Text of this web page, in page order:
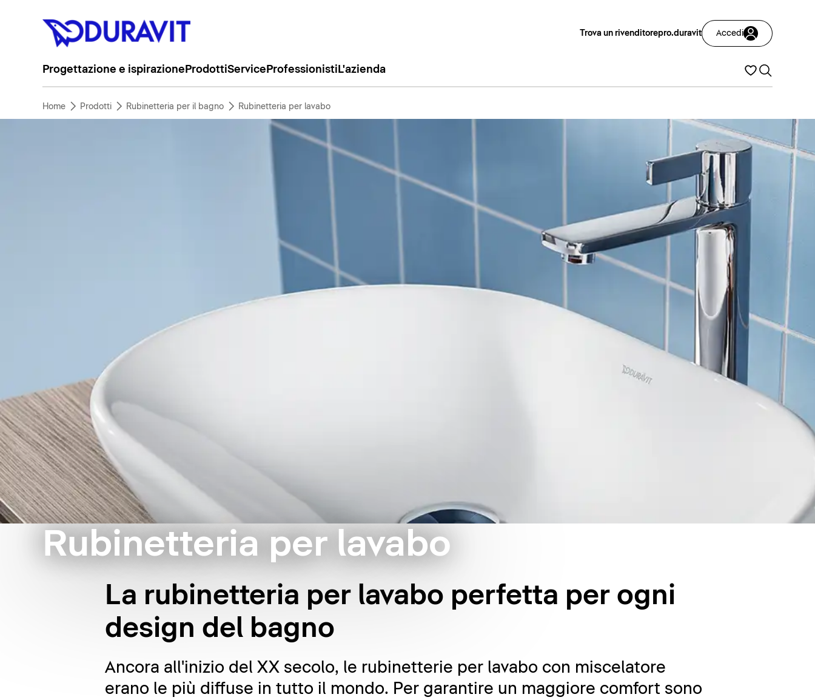
Trova un rivenditorepro.duravit Accedi
Progettazione e ispirazione ProdottiService Professionisti L'azienda
Home Prodotti Rubinetteria per il bagno Rubinetteria per lavabo
Rubinetteria per lavabo
La rubinetteria per lavabo perfetta per ogni
design del bagno
Ancora all'inizio del XX secolo, le rubinetterie per lavabo con miscelatore
erano le più diffuse in tutto il mondo. Per garantire un maggiore comfort sono